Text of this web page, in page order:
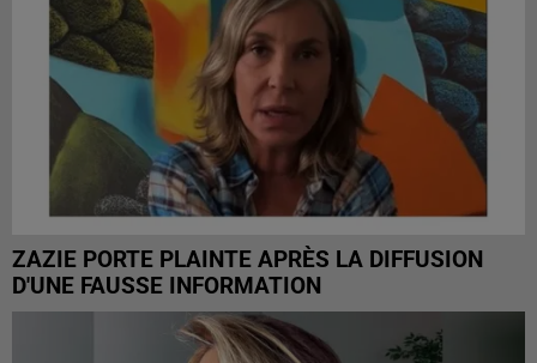
ZAZIE PORTE PLAINTE APRÈS LA DIFFUSION
D'UNE FAUSSE INFORMATION